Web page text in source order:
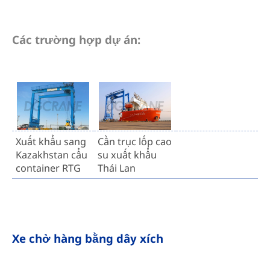
Các trường hợp dự án:
Xuất khẩu sang
Kazakhstan cẩu
container RTG
Cần trục lốp cao
su xuất khẩu
Thái Lan
Xe chở hàng bằng dây xích